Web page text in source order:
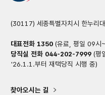
(30117) 세종특별자치시 한누리
대표전화 1350(유료, 평일 09시
당직실 전화 044-202-7999(평
'26.1.1.부터 재택당직 시행 중)
찾아오시는 길